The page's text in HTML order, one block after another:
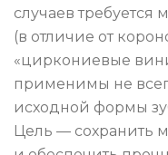
случаев требуется
(в отличие от
«циркониевые
применимы не
исходной формы
Цель — сохранить